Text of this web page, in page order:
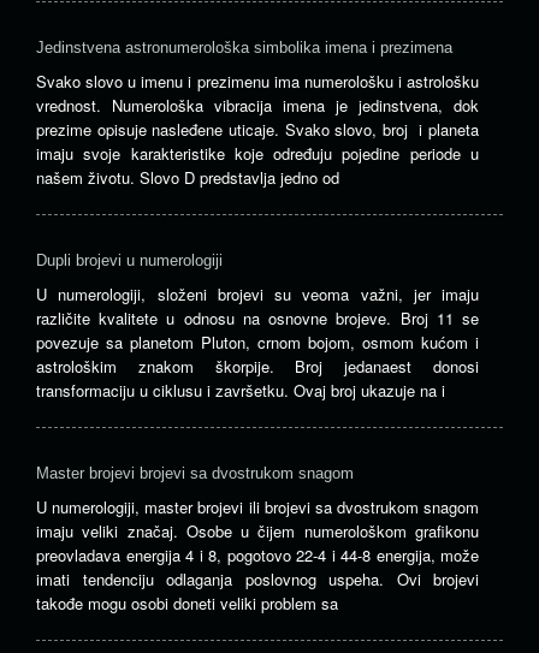
Jedinstvena astronumerološka simbolika imena i prezimena
Svako slovo u imenu i prezimenu ima numerološku i astrološku
vrednost. Numerološka vibracija imena je jedinstvena, dok
prezime opisuje nasleđene uticaje. Svako slovo, broj i planeta
imaju svoje karakteristike koje određuju pojedine periode u
našem životu. Slovo D predstavlja jedno od
Dupli brojevi u numerologiji
U numerologiji, složeni brojevi su veoma važni, jer imaju
različite kvalitete u odnosu na osnovne brojeve. Broj 11 se
povezuje sa planetom Pluton, crnom bojom, osmom kućom i
astrološkim znakom škorpije. Broj jedanaest donosi
transformaciju u ciklusu i završetku. Ovaj broj ukazuje na i
Master brojevi brojevi sa dvostrukom snagom
U numerologiji, master brojevi ili brojevi sa dvostrukom snagom
imaju veliki značaj. Osobe u čijem numerološkom grafikonu
preovladava energija 4 i 8, pogotovo 22-4 i 44-8 energija, može
imati tendenciju odlaganja poslovnog uspeha. Ovi brojevi
takođe mogu osobi doneti veliki problem sa